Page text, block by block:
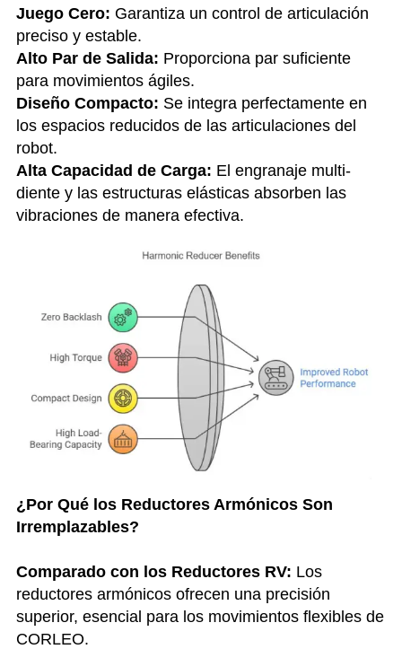
Juego Cero: Garantiza un control de articulación
preciso y estable.
Alto Par de Salida: Proporciona par suficiente
para movimientos ágiles.
Diseño Compacto: Se integra perfectamente en
los espacios reducidos de las articulaciones del
robot.
Alta Capacidad de Carga: El engranaje multi-
diente y las estructuras elásticas absorben las
vibraciones de manera efectiva.
¿Por Qué los Reductores Armónicos Son
Irremplazables?
Comparado con los Reductores RV: Los
reductores armónicos ofrecen una precisión
superior, esencial para los movimientos flexibles de
CORLEO.